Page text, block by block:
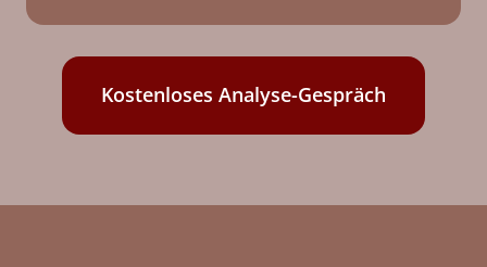
Kostenloses Analyse-Gespräch